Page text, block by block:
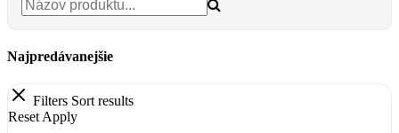
Najpredávanejšie
Filters Sort results
Reset Apply